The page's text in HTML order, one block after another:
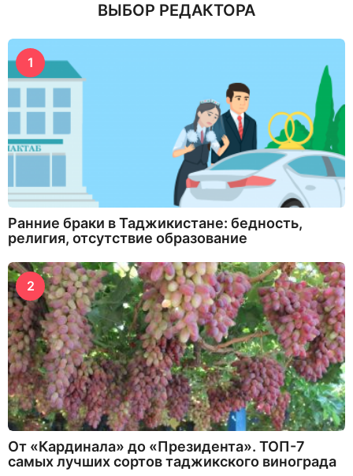
ВЫБОР РЕДАКТОРА
1
Ранние браки в Таджикистане: бедность,
религия, отсутствие образование
2
От «Кардинала» до «Президента». ТОП-7
самых лучших сортов таджикского винограда